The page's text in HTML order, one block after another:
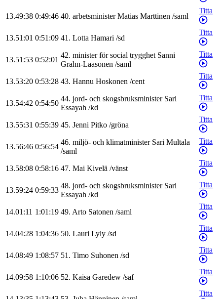
13.49:38 0:49:46 40. arbetsminister Matias Marttinen /saml
Titta
13.51:01 0:51:09 41. Lotta Hamari /sd
Titta
13.51:53 0:52:01
42. minister för social trygghet Sanni
Grahn-Laasonen /saml
Titta
13.53:20 0:53:28 43. Hannu Hoskonen /cent
Titta
13.54:42 0:54:50
44. jord- och skogsbruksminister Sari
Essayah /kd
Titta
13.55:31 0:55:39 45. Jenni Pitko /gröna
Titta
13.56:46 0:56:54
46. miljö- och klimatminister Sari Multala
/saml
Titta
13.58:08 0:58:16 47. Mai Kivelä /vänst
Titta
13.59:24 0:59:33
48. jord- och skogsbruksminister Sari
Essayah /kd
Titta
14.01:11 1:01:19 49. Arto Satonen /saml
Titta
14.04:28 1:04:36 50. Lauri Lyly /sd
Titta
14.08:49 1:08:57 51. Timo Suhonen /sd
Titta
14.09:58 1:10:06 52. Kaisa Garedew /saf
Titta
Titta